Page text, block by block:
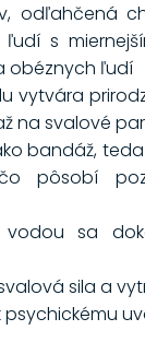
odľahčená
s
obéznych ľudí
vytvára
na svalové
bandáž,
pôsobí
sa
sila a